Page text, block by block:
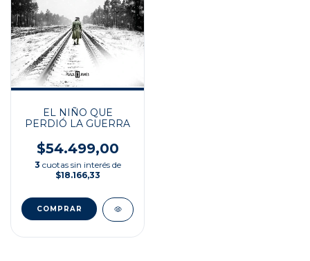
EL NIÑO QUE
PERDIÓ LA GUERRA
$54.499,00
3 cuotas sin interés de
$18.166,33